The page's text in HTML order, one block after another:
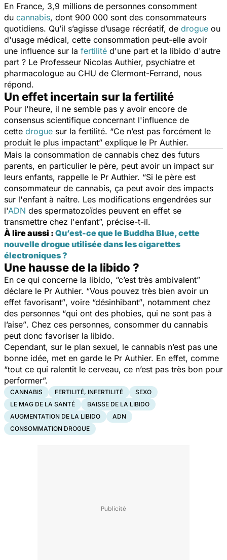
En France, 3,9 millions de personnes consomment
du cannabis, dont 900 000 sont des consommateurs
quotidiens. Qu’il s’agisse d’usage récréatif, de drogue ou
d'usage médical, cette consommation peut-elle avoir
une influence sur la fertilité d'une part et la libido d'autre
part ? Le Professeur Nicolas Authier, psychiatre et
pharmacologue au CHU de Clermont-Ferrand, nous
répond.
Un effet incertain sur la fertilité
Pour l'heure, il ne semble pas y avoir encore de
consensus scientifique concernant l'influence de
cette drogue sur la fertilité. “Ce n’est pas forcément le
produit le plus impactant” explique le Pr Authier.
Mais la consommation de cannabis chez des futurs
parents, en particulier le père, peut avoir un impact sur
leurs enfants, rappelle le Pr Authier. “Si le père est
consommateur de cannabis, ça peut avoir des impacts
sur l'enfant à naître. Les modifications engendrées sur
l'ADN des spermatozoïdes peuvent en effet se
transmettre chez l'enfant”, précise-t-il.
À lire aussi : Qu’est-ce que le Buddha Blue, cette
nouvelle drogue utilisée dans les cigarettes
électroniques ?
Une hausse de la libido ?
En ce qui concerne la libido, “c’est très ambivalent”
déclare le Pr Authier. “Vous pouvez très bien avoir un
effet favorisant”, voire “désinhibant”, notamment chez
des personnes “qui ont des phobies, qui ne sont pas à
l’aise”. Chez ces personnes, consommer du cannabis
peut donc favoriser la libido.
Cependant, sur le plan sexuel, le cannabis n’est pas une
bonne idée, met en garde le Pr Authier. En effet, comme
“tout ce qui ralentit le cerveau, ce n’est pas très bon pour
performer”.
CANNABIS FERTILITÉ, INFERTILITÉ
SEXO
LE MAG DE LA SANTÉ
BAISSE DE LA LIBIDO
AUGMENTATION DE LA LIBIDO
ADN
CONSOMMATION DROGUE